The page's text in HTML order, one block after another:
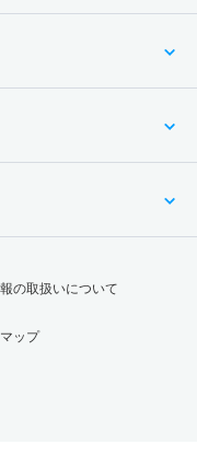
の取扱いについて
ップ